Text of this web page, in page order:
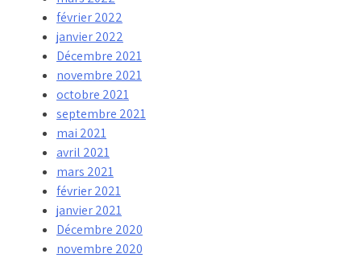
février 2022
janvier 2022
Décembre 2021
novembre 2021
octobre 2021
septembre 2021
mai 2021
avril 2021
mars 2021
février 2021
janvier 2021
Décembre 2020
novembre 2020